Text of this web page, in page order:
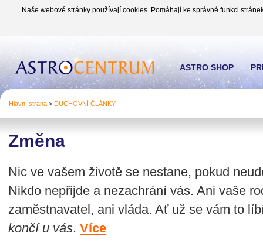
Naše webové stránky používají cookies. Pomáhají ke správné funkci
Hlavní strana > DUCHOVNÍ ČLÁNKY
Změna
Nic ve vašem životě se nestane, pokud
Nikdo nepřijde a nezachrání vás. Ani vaše
zaměstnavatel, ani vláda. Ať už se vám to
končí u vás. Více
ASTRO SHOP